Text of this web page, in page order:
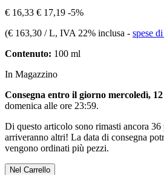
€ 16,33 € 17,19 -5%
(€ 163,30 / L, IVA 22% inclusa - spese
Contenuto: 100 ml
In Magazzino
Consegna entro il giorno mercoledì, 12
domenica alle ore 23:59.
Di questo articolo sono rimasti ancora 36
arriveranno altri! La data di consegna
vengono ordinati più pezzi.
Nel Carrello